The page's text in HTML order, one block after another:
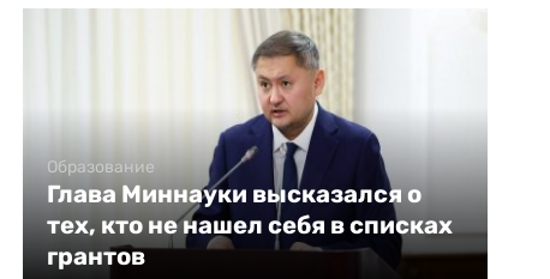
Образование
Глава Миннауки высказался о
тех, кто не нашел себя в списках
грантов